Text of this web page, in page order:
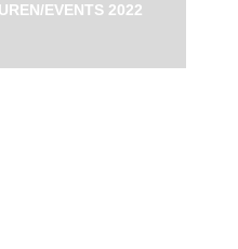
EVENTS 2022